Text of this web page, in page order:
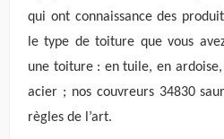
qui ont connaissance des
le type de toiture que vous
une toiture : en tuile, en
acier ; nos couvreurs 34830
règles de l’art.